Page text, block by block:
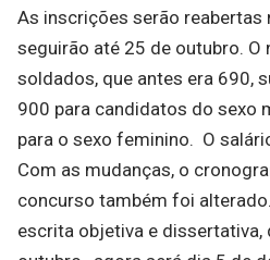
As inscrições serão reabertas
seguirão até 25 de outubro. O
soldados, que antes era 690,
900 para candidatos do sexo
para o sexo feminino. O
Com as mudanças, o
concurso também foi
escrita objetiva e dissertativa,